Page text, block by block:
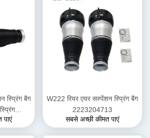
स्प्रिंग बैग
पाएं
W222 रियर एयर सस्पेंशन स्प्रिंग बैग
2223204713
सबसे अच्छी कीमत पाएं